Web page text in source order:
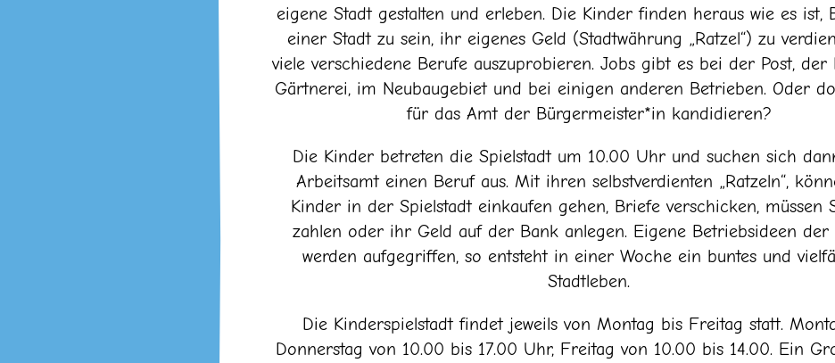
eigene Stadt gestalten und erleben. Die Kinder finden heraus wie es ist,
einer Stadt zu sein, ihr eigenes Geld (Stadtwährung „Ratzel“) zu
viele verschiedene Berufe auszuprobieren. Jobs gibt es bei der Post, der
Gärtnerei, im Neubaugebiet und bei einigen anderen Betrieben. Oder
für das Amt der Bürgermeister*in kandidieren?
Die Kinder betreten die Spielstadt um 10.00 Uhr und suchen sich
Arbeitsamt einen Beruf aus. Mit ihren selbstverdienten „Ratzeln“,
Kinder in der Spielstadt einkaufen gehen, Briefe verschicken, müssen
zahlen oder ihr Geld auf der Bank anlegen. Eigene Betriebsideen der
werden aufgegriffen, so entsteht in einer Woche ein buntes und
Stadtleben.
Die Kinderspielstadt findet jeweils von Montag bis Freitag statt.
Donnerstag von 10.00 bis 17.00 Uhr, Freitag von 10.00 bis 14.00. Ein